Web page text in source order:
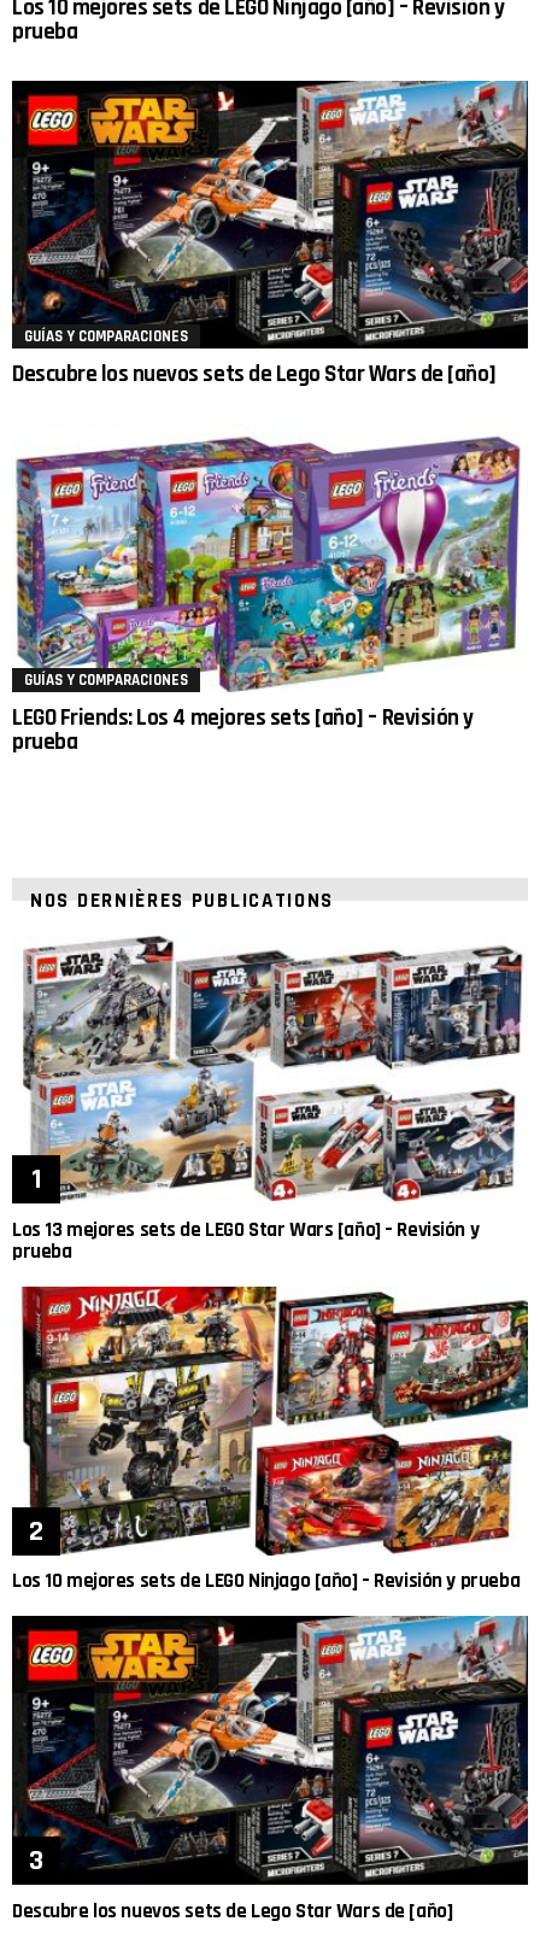
Los 10 mejores sets de LEGO Ninjago [año] – Revisión y
prueba
GUÍAS Y COMPARACIONES
Descubre los nuevos sets de Lego Star Wars de [año]
GUÍAS Y COMPARACIONES
LEGO Friends: Los 4 mejores sets [año] – Revisión y
prueba
NOS DERNIÈRES PUBLICATIONS
Los 13 mejores sets de LEGO Star Wars [año] – Revisión y
prueba
Los 10 mejores sets de LEGO Ninjago [año] – Revisión y prueba
Descubre los nuevos sets de Lego Star Wars de [año]